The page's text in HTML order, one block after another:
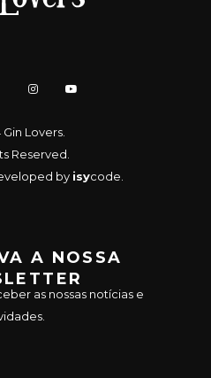
Gin Lovers
Reserved.
by isycode
A NOSSA
as nossas notícias e